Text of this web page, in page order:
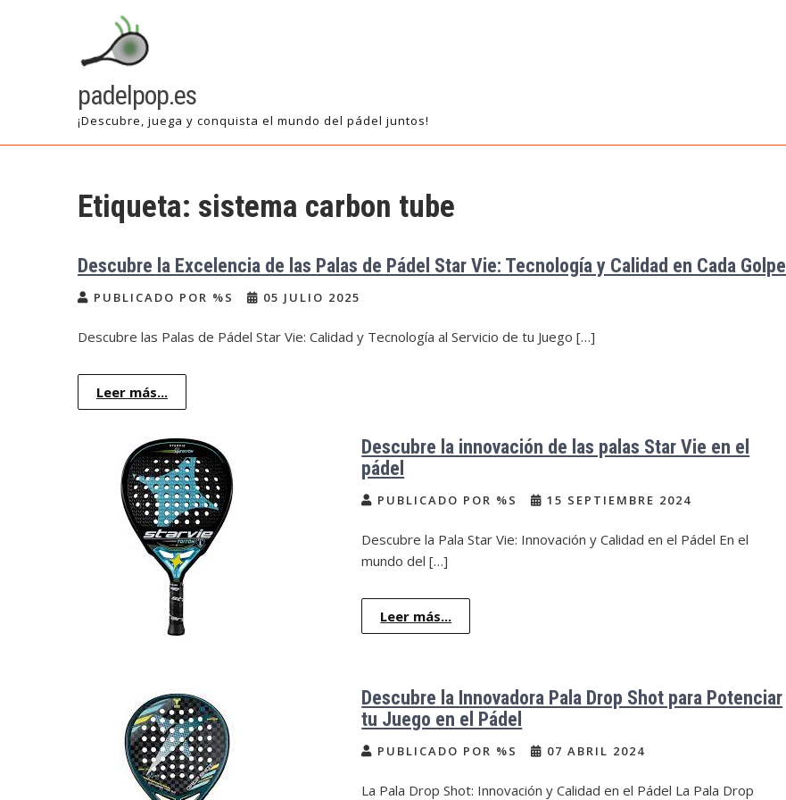
padelpop.es
¡Descubre, juega y conquista el mundo del pádel juntos!
Etiqueta: sistema carbon tube
Descubre la Excelencia de las Palas de Pádel Star Vie: Tecnología y Calidad en Cada Golpe
PUBLICADO POR %S 05 JULIO 2025
Descubre las Palas de Pádel Star Vie: Calidad y Tecnología al Servicio de tu Juego […]
Leer más...
Descubre la innovación de las palas Star Vie en el
pádel
PUBLICADO POR %S 15 SEPTIEMBRE 2024
Descubre la Pala Star Vie: Innovación y Calidad en el Pádel En el
mundo del […]
Leer más...
Descubre la Innovadora Pala Drop Shot para Potenciar
tu Juego en el Pádel
PUBLICADO POR %S 07 ABRIL 2024
La Pala Drop Shot: Innovación y Calidad en el Pádel La Pala Drop